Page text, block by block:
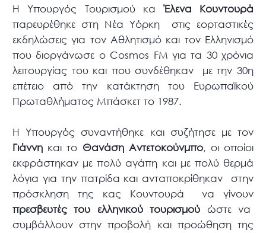
Η Υπουργός Τουρισμού καΈλενα Κουντουρά
παρευρέθηκε στη Νέα Υόρκη στις εορταστικές
εκδηλώσεις για τον Αθλητισμό και τον Ελληνισμό
που διοργάνωσε ο Cosmos FM για τα 30 χρόνια
λειτουργίας του και που συνδέθηκαν με την 30η
επέτειο από την κατάκτηση του Ευρωπαϊκού
Πρωταθλήματος Μπάσκετ το 1987.
Η Υπουργός συναντήθηκε και συζήτησε με τον
Γιάννη και το Θανάση Αντετοκούνμπο, οι οποίοι
εκφράστηκαν με πολύ αγάπη και με πολύ θερμά
λόγια για την πατρίδα και ανταποκρίθηκαν στην
πρόσκληση της κας Κουντουρά να γίνουν
πρεσβευτές του ελληνικού τουρισμού ώστε να
συμβάλλουν στην προβολή και προώθηση της